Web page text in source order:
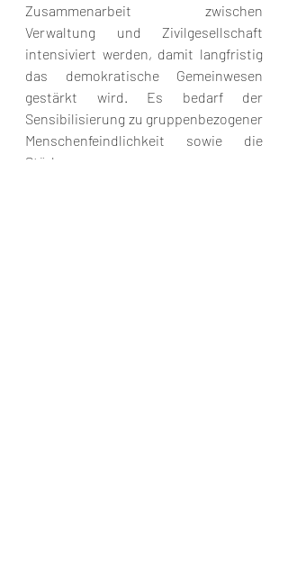
Zusammenarbeit zwischen
Verwaltung und Zivilgesellschaft
intensiviert werden, damit langfristig
das demokratische Gemeinwesen
gestärkt wird. Es bedarf der
Sensibilisierung zu gruppenbezogener
Menschenfeindlichkeit sowie die
Stärkung von